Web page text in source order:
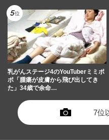
乳がんステージ4のYouTuberミミポ
ポ「腫瘍が皮膚から飛び出してき
た」34歳で余命…
7位